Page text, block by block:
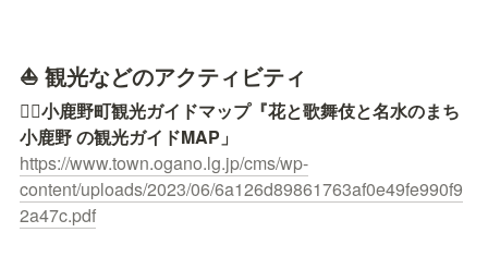
⛵ 観光などのアクティビティ
💁‍♀️小鹿野町観光ガイドマップ『花と歌舞伎と名水のまち
小鹿野 の観光ガイドMAP」
https://www.town.ogano.lg.jp/cms/wp-
content/uploads/2023/06/6a126d89861763af0e49fe990f9
2a47c.pdf